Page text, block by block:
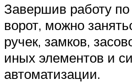
Завершив работу по
ворот, можно
ручек, замков,
иных элементов и
автоматизации.